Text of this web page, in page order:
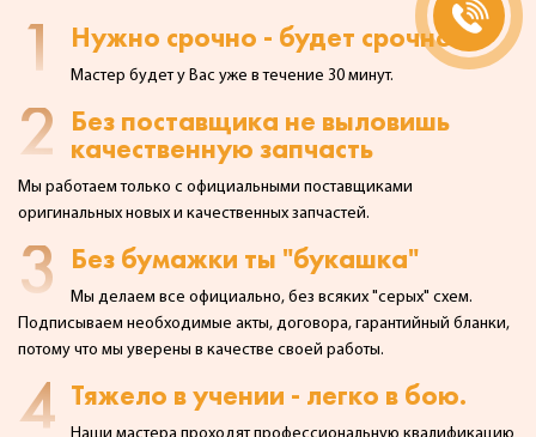
1 Нужно срочно - будет срочно!
Мастер будет у Вас уже в течение 30 минут.
2 Без поставщика не выловишь
качественную запчасть
Мы работаем только с официальными поставщиками
оригинальных новых и качественных запчастей.
3 Без бумажки ты "букашка"
Мы делаем все официально, без всяких "серых" схем.
Подписываем необходимые акты, договора, гарантийный бланки,
потому что мы уверены в качестве своей работы.
4 Тяжело в учении - легко в бою.